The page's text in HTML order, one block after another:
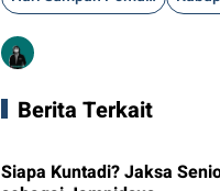
Berita Terkait
Siapa Kuntadi? Jaksa